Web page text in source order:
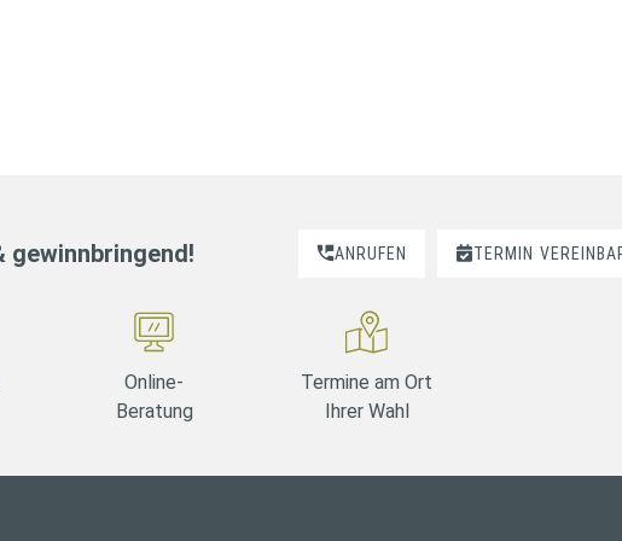
gewinnbringend! ANRUFEN TERMIN
Online-
Beratung
Termine am Ort
Ihrer Wahl